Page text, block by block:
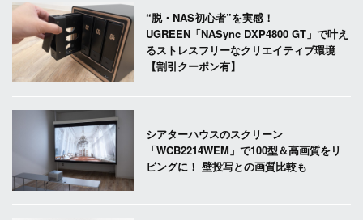
“脱・NAS初心者”を実感！
UGREEN「NASync DXP4800 GT」で叶え
るストレスフリーなクリエイティブ環境
【割引クーポン有】
シアターハウスのスクリーン
「WCB2214WEM」で100型＆高画質をリ
ビングに！ 壁投写との画質比較も